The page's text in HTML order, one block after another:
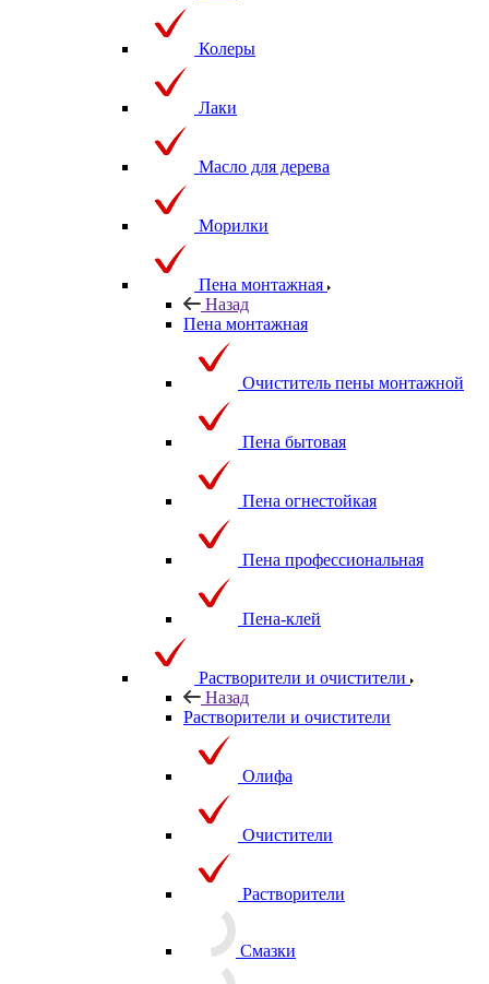
Колеры
Лаки
Масло для дерева
Морилки
Пена монтажная
Назад
Пена монтажная
Очиститель пены монтажной
Пена бытовая
Пена огнестойкая
Пена профессиональная
Пена-клей
Растворители и очистители
Назад
Растворители и очистители
Олифа
Очистители
Растворители
Смазки